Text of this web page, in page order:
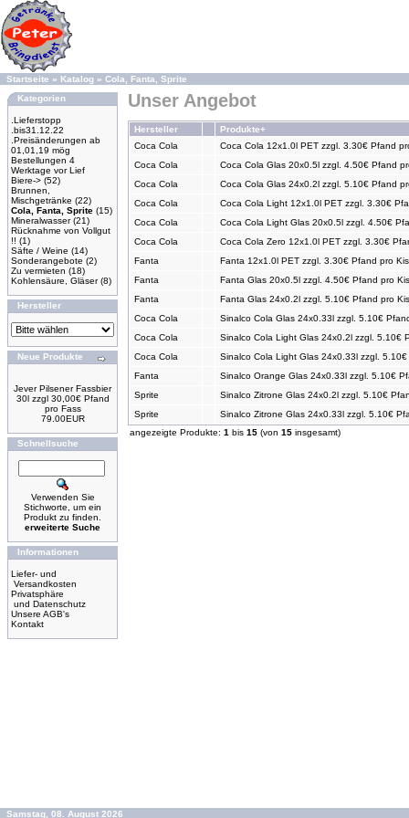
Startseite » Katalog » Cola, Fanta, Sprite
Kategorien
.Lieferstopp
.bis31.12.22
.Preisänderungen ab
01,01,19 mög
Bestellungen 4
Werktage vor Lief
Biere-> (52)
Brunnen,
Mischgetränke (22)
Cola, Fanta, Sprite (15)
Mineralwasser(21)
Rücknahme von Vollgut
!! (1)
Säfte / Weine (14)
Sonderangebote (2)
Zu vermieten (18)
Kohlensäure, Gläser(8)
Hersteller
Neue Produkte
Jever Pilsener Fassbier
30l zzgl 30,00€ Pfand
pro Fass
79.00EUR
Schnellsuche
Verwenden Sie
Stichworte, um ein
Produkt zu finden.
erweiterte Suche
Informationen
Liefer- und
Versandkosten
Privatsphäre
und Datenschutz
Unsere AGB's
Kontakt
Unser Angebot
Hersteller
Produkte+
Coca Cola
Coca Cola 12x1.0l PET zzgl. 3.30€ Pfand
Coca Cola
Coca Cola Glas 20x0.5l zzgl. 4.50€ Pfand
Coca Cola
Coca Cola Glas 24x0.2l zzgl. 5.10€ Pfand
Coca Cola
Coca Cola Light 12x1.0l PET zzgl. 3.30€
Coca Cola
Coca Cola Light Glas 20x0.5l zzgl. 4.50€
Coca Cola
Coca Cola Zero 12x1.0l PET zzgl. 3.30€
Fanta
Fanta 12x1.0l PET zzgl. 3.30€ Pfand pro
Fanta
Fanta Glas 20x0.5l zzgl. 4.50€ Pfand pro
Fanta
Fanta Glas 24x0.2l zzgl. 5.10€ Pfand pro
Coca Cola
Sinalco Cola Glas 24x0.33l zzgl. 5.10€
Coca Cola
Sinalco Cola Light Glas 24x0.2l zzgl. 5.10€
Coca Cola
Sinalco Cola Light Glas 24x0.33l zzgl.
Fanta
Sinalco Orange Glas 24x0.33l zzgl. 5.10€
Sprite
Sinalco Zitrone Glas 24x0.2l zzgl. 5.10€
Sprite
Sinalco Zitrone Glas 24x0.33l zzgl. 5.10€
angezeigte Produkte: 1 bis 15 (von 15 insgesamt)
Samstag, 08. August 2026